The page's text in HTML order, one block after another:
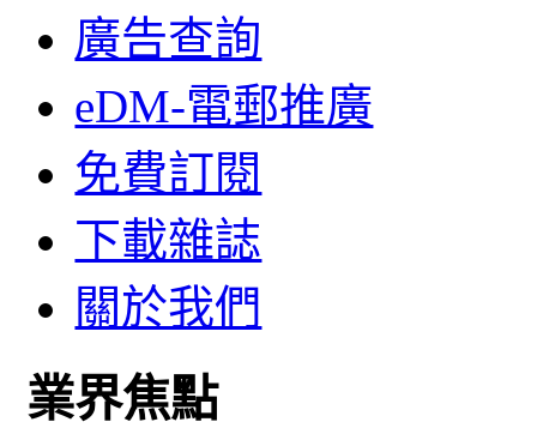
廣告查詢
eDM-電郵推廣
免費訂閱
下載雜誌
關於我們
業界焦點